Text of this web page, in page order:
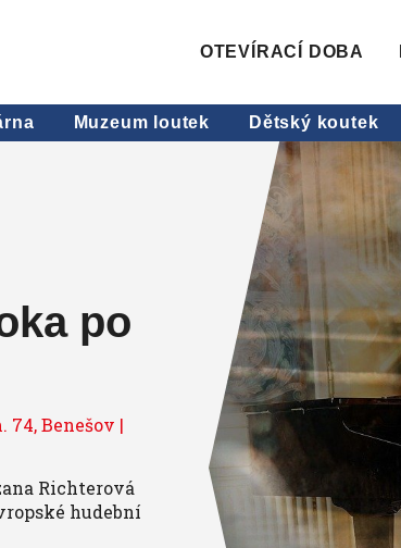
OTEVÍRACÍ DOBA
Muzeum loutek Dětský koutek
po
74, Benešov |
Richterová
hudební